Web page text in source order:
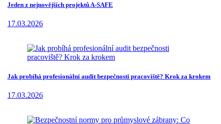
Jeden z nejnovějších projektů A-SAFE
17.03.2026
Jak probíhá profesionální audit bezpečnosti pracoviště? Krok za krokem
17.03.2026